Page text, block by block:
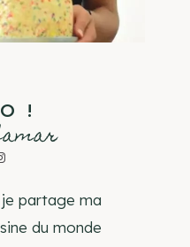
!
partage ma
du monde